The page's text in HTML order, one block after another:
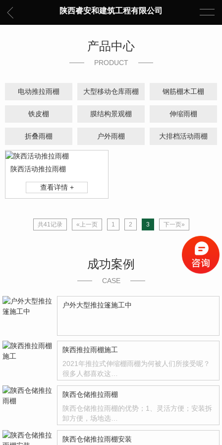
陕西睿安和建筑工程有限公司
产品中心
PRODUCT
电动推拉雨棚 大型移动仓库雨棚 钢筋棚木工棚
铁皮棚 膜结构景观棚 伸缩雨棚
折叠雨棚 户外雨棚 大排档活动雨棚
陕西活动推拉雨棚
查看详情 +
共41记录 «上一页 1 2 3 下一页»
成功案例
CASE
户外大型推拉篷施工中
陕西推拉雨棚施工
2021年推拉式伸缩棚雨棚为何被人们所接受呢？
很多人都喜欢这…
陕西仓储推拉雨棚
陕西仓储推拉雨棚的优势；1、灵活方便；安装拆
卸方便，场地选…
陕西仓储推拉雨棚安装